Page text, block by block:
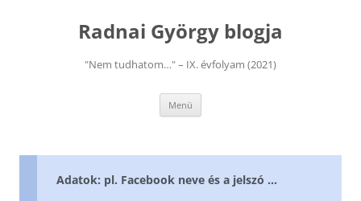
Radnai György blogja
"Nem tudhatom…" – IX. évfolyam (2021)
Menü
Adatok: pl. Facebook neve és a jelszó …